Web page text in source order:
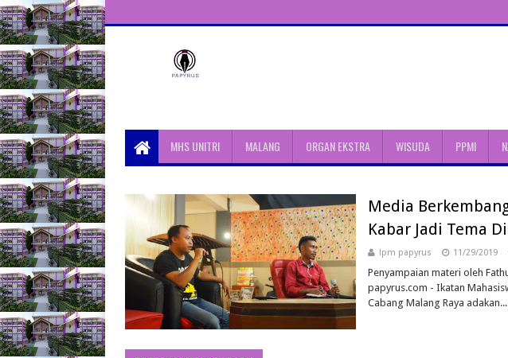
Unit Aktivitas Pers Mahasiswa
Papyrus UnitriMHS UNITRI MALANG ORGAN EKSTRA WISUDA PPMI
Media
Kabar Jadi Tema
lpm papyrus 11/29/2019
Penyampaian materi oleh
papyrus.com - Ikatan
Cabang Malang Raya adakan...